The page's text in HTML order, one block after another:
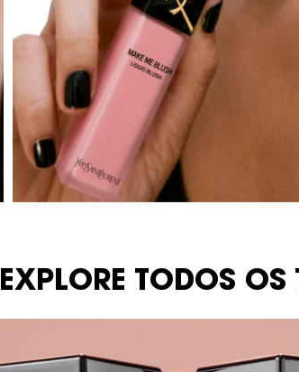
EXPLORE TODOS OS